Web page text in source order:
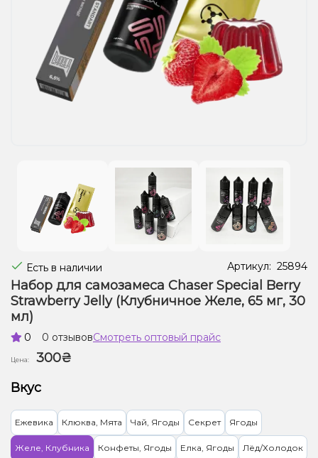
Жидкости для электронных сигарет
Подарочные наборы
Уценка
Есть в наличии Артикул: 25894
Набор для самозамеса Chaser Special Berry
Strawberry Jelly (Клубничное Желе, 65 мг, 30
мл)
0 0 отзывовСмотреть оптовый прайс
Цена:
300₴
Вкус
Ежевика Клюква, Мята Чай, Ягоды Секрет Ягоды
Желе, Клубника Конфеты, Ягоды Елка, Ягоды Лёд/Холодок